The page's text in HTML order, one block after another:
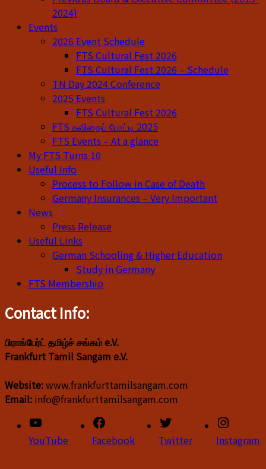
2024)
Events
2026 Event Schedule
FTS Cultural Fest 2026
FTS Cultural Fest 2026 – Schedule
TN Day 2024 Conference
2025 Events
FTS Cultural Fest 2026
FTS கவிதைப் போட்டி 2025
FTS Events – At a glance
My FTS Turns 10
Useful Info
Process to Follow in Case of Death
Germany Insurances – Very Important
News
Press Release
Useful Links
German Schooling & Higher Education
Study in Germany
FTS Membership
Contact Info:
பிராங்பேர்ட் தமிழ்ச் சங்கம் e.V.
Frankfurt Tamil Sangam e.V.
Website:www.frankfurttamilsangam.com
Email: info@frankfurttamilsangam.com
YouTube Facebook Twitter Instagram